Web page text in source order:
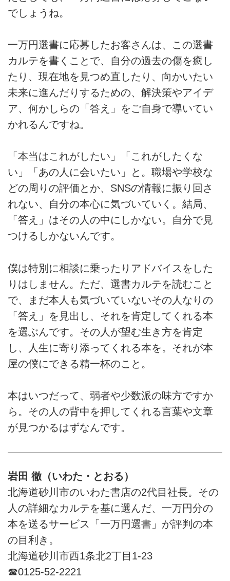
でしょうね。
一万円選書に応募したお客さんは、この選書
カルテを書くことで、自分の過去の傷を癒し
たり、現在地を見つめ直したり、向かいたい
未来に進んだりするための、解決策やアイデ
ア、何かしらの「答え」をご自身で導いてい
かれるんですね。
「本当はこれがしたい」「これがしたくな
い」「あの人に会いたい」と。職場や学校な
どの周りの評価とか、SNSの情報に振り回さ
れない、自分の本心に気づいていく。結局、
「答え」はその人の中にしかない。自分で見
つけるしかないんです。
僕は特別に相談に乗ったりアドバイスをした
りはしません。ただ、選書カルテを読むこと
で、まだ本人も気づいていないその人なりの
「答え」を見出し、それを肯定してくれる本
を選ぶんです。その人が望む生き方を肯定
し、人生に寄り添ってくれる本を。それが本
屋の僕にできる精一杯のこと。
本はいつだって、弱者や少数派の味方ですか
ら。その人の背中を押してくれる言葉や文章
が見つかるはずなんです。
岩田 徹（いわた・とおる）
北海道砂川市のいわた書店の2代目社長。その
人の詳細なカルテを基に選んだ、一万円分の
本を送るサービス「一万円選書」が評判の本
の目利き。
北海道砂川市西1条北2丁目1-23
☎0125-52-2221